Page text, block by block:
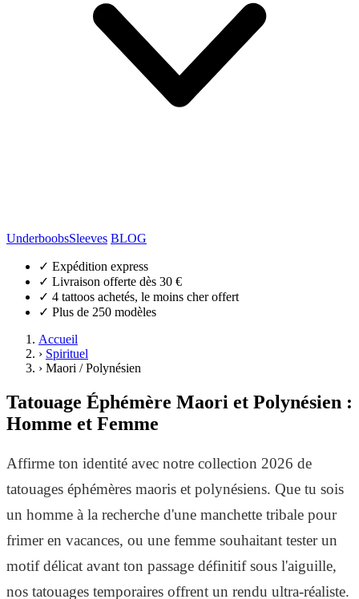
UnderboobsSleeves BLOG
✓ Expédition express
✓ Livraison offerte dès 30 €
✓ 4 tattoos achetés, le moins cher offert
✓ Plus de 250 modèles
Accueil
› Spirituel
› Maori / Polynésien
Tatouage Éphémère Maori et Polynésien :
Homme et Femme
Affirme ton identité avec notre collection 2026 de
tatouages éphémères maoris et polynésiens. Que tu sois
un homme à la recherche d'une manchette tribale pour
frimer en vacances, ou une femme souhaitant tester un
motif délicat avant ton passage définitif sous l'aiguille,
nos tatouages temporaires offrent un rendu ultra-réaliste.